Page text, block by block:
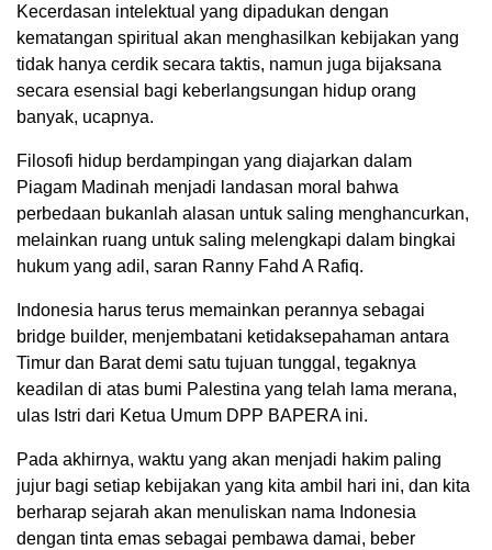
Kecerdasan intelektual yang dipadukan dengan
kematangan spiritual akan menghasilkan kebijakan yang
tidak hanya cerdik secara taktis, namun juga bijaksana
secara esensial bagi keberlangsungan hidup orang
banyak, ucapnya.
Filosofi hidup berdampingan yang diajarkan dalam
Piagam Madinah menjadi landasan moral bahwa
perbedaan bukanlah alasan untuk saling menghancurkan,
melainkan ruang untuk saling melengkapi dalam bingkai
hukum yang adil, saran Ranny Fahd A Rafiq.
Indonesia harus terus memainkan perannya sebagai
bridge builder, menjembatani ketidaksepahaman antara
Timur dan Barat demi satu tujuan tunggal, tegaknya
keadilan di atas bumi Palestina yang telah lama merana,
ulas Istri dari Ketua Umum DPP BAPERA ini.
Pada akhirnya, waktu yang akan menjadi hakim paling
jujur bagi setiap kebijakan yang kita ambil hari ini, dan kita
berharap sejarah akan menuliskan nama Indonesia
dengan tinta emas sebagai pembawa damai, beber